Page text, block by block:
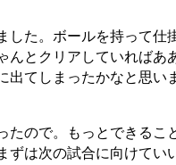
した。ボールを持って
とクリアしていれば
てしまったかなと思い
たので。もっとできる
は次の試合に向けて